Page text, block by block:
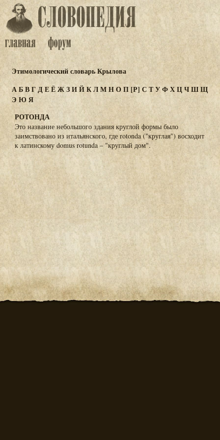
Этимологический словарь Крылова
АБВГДЕЁЖЗИЙКЛМНОП[Р] СТУФХЦЧШЩ
Э Ю Я
РОТОНДА
Это название небольшого здания круглой формы было
заимствовано из итальянского, где rotonda ("круглая") восходит
к латинскому domus rotunda – "круглый дом".